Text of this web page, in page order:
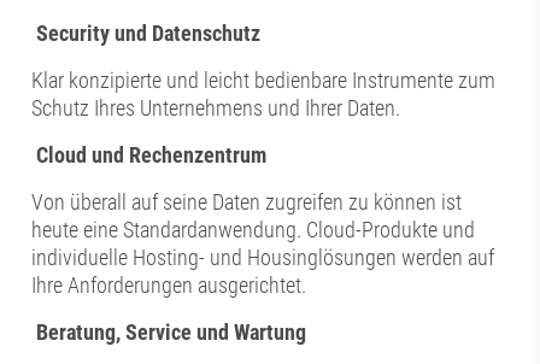
Security und Datenschutz
Klar konzipierte und leicht bedienbare Instrumente zum
Schutz Ihres Unternehmens und Ihrer Daten.
Cloud und Rechenzentrum
Von überall auf seine Daten zugreifen zu können ist
heute eine Standardanwendung. Cloud-Produkte und
individuelle Hosting- und Housinglösungen werden auf
Ihre Anforderungen ausgerichtet.
Beratung, Service und Wartung